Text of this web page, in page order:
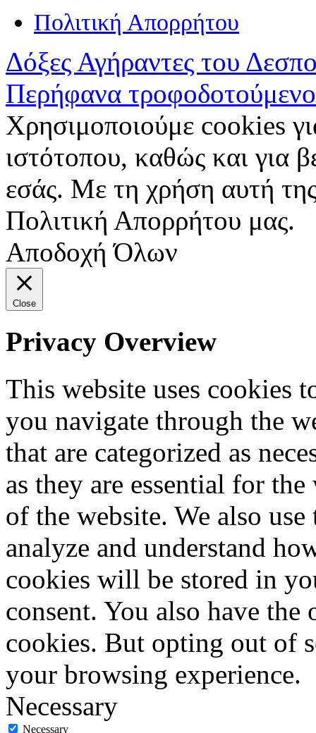
Πολιτική Απορρήτου
Δόξες Αγήραντες του
Περήφανα
Χρησιμοποιούμε cookies
ιστότοπου, καθώς και για
εσάς. Με τη χρήση αυτή
Πολιτική Απορρήτου μας.
Αποδοχή Όλων
Close
Privacy Overview
This website uses cookies
you navigate through the
that are categorized as
as they are essential for
of the website. We also
analyze and understand
cookies will be stored in
consent. You also have
cookies. But opting out of
your browsing experience.
Necessary
Necessary